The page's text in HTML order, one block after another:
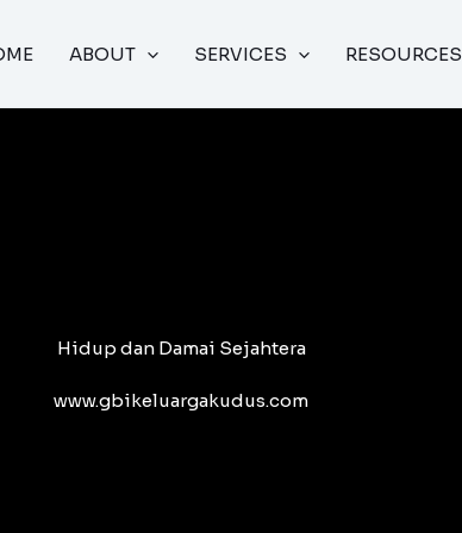
ABOUT SERVICES RESOURCES
Hidup dan Damai Sejahtera
www.gbikeluargakudus.com